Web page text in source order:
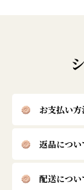
お支払い
返品につい
配送につい